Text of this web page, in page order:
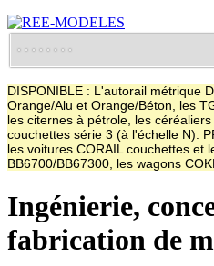
DISPONIBLE : L'autorail métrique
Orange/Alu et Orange/Béton, les
les citernes à pétrole, les
couchettes série 3 (à l'échelle N).
les voitures CORAIL couchettes et
BB6700/BB67300, les wagons
Ingénierie,
fabrication de